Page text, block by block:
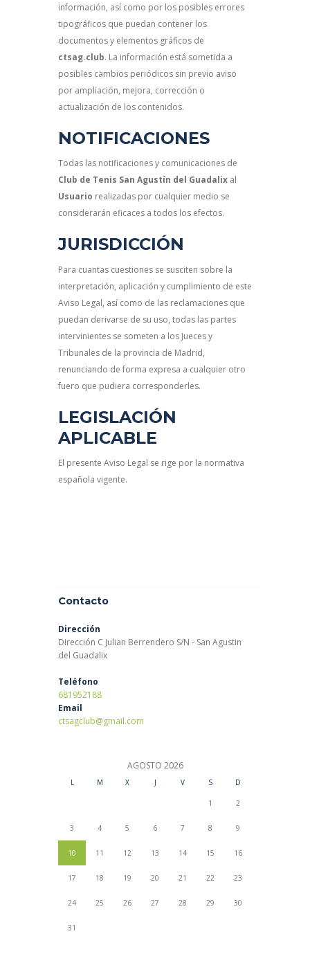
información, así como por los posibles errores
tipográficos que puedan contener los
documentos y elementos gráficos de
ctsag.club. La información está sometida a
posibles cambios periódicos sin previo aviso
por ampliación, mejora, corrección o
actualización de los contenidos.
NOTIFICACIONES
Todas las notificaciones y comunicaciones de
Club de Tenis San Agustín del Guadalix al
Usuario realizadas por cualquier medio se
considerarán eficaces a todos los efectos.
JURISDICCIÓN
Para cuantas cuestiones se susciten sobre la
interpretación, aplicación y cumplimiento de este
Aviso Legal, así como de las reclamaciones que
puedan derivarse de su uso, todas las partes
intervinientes se someten a los Jueces y
Tribunales de la provincia de Madrid,
renunciando de forma expresa a cualquier otro
fuero que pudiera corresponderles.
LEGISLACIÓN
APLICABLE
El presente Aviso Legal se rige por la normativa
española vigente.
Contacto
Dirección
Dirección C Julian Berrendero S/N - San Agustin
del Guadalix
Teléfono
681952188
Email
ctsagclub@gmail.com
AGOSTO 2026
L M X J V S D
1 2
3 4 5 6 7 8 9
10 11 12 13 14 15 16
17 18 19 20 21 22 23
24 25 26 27 28 29 30
31